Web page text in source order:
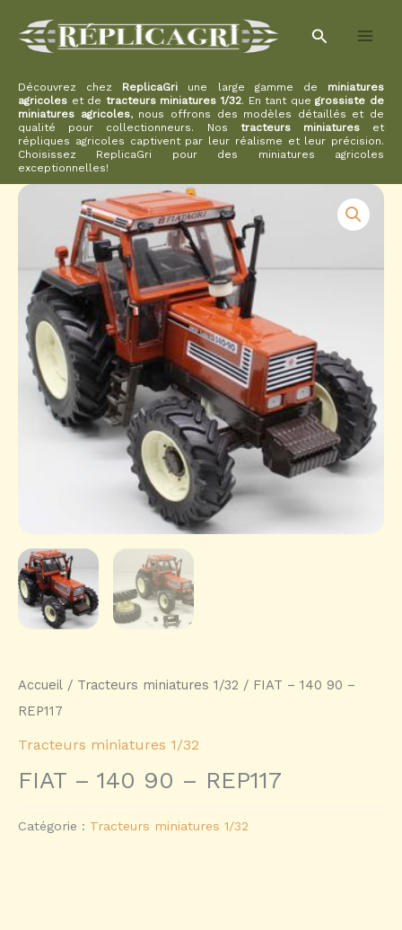
Rechercher
Découvrez chez ReplicaGri une large gamme de miniatures
agricoles et de tracteurs miniatures 1/32. En tant quegrossiste de
miniatures agricoles, nous offrons des modèles détaillés et de
qualité pour collectionneurs. Nos tracteurs miniatureset
répliques agricoles captivent par leur réalisme et leur précision.
Choisissez ReplicaGri pour des miniatures agricoles
exceptionnelles!
Accueil / Tracteurs miniatures 1/32 / FIAT – 140 90 –
REP117
Tracteurs miniatures 1/32
FIAT – 140 90 – REP117
Catégorie : Tracteurs miniatures 1/32